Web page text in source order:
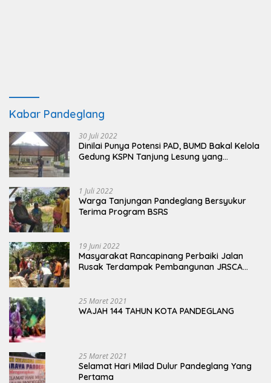
Kabar Pandeglang
30 Juli 2022
Dinilai Punya Potensi PAD, BUMD Bakal Kelola
Gedung KSPN Tanjung Lesung yang
1 Juli 2022
Warga Tanjungan Pandeglang Bersyukur
Terima Program BSRS
19 Juni 2022
Masyarakat Rancapinang Perbaiki Jalan
Rusak Terdampak Pembangunan JRSCA
25 Maret 2021
WAJAH 144 TAHUN KOTA PANDEGLANG
25 Maret 2021
Selamat Hari Milad Dulur Pandeglang Yang
Pertama